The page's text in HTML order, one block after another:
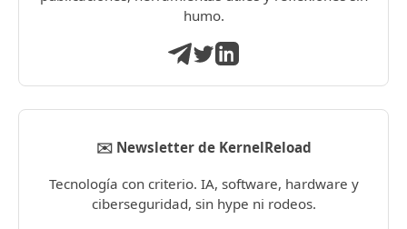
humo.
✉️ Newsletter de KernelReload
Tecnología con criterio. IA, software, hardware y
ciberseguridad, sin hype ni rodeos.